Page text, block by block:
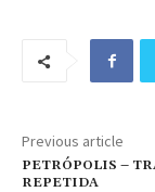
Previous article
PETRÓPOLIS –
REPETIDA